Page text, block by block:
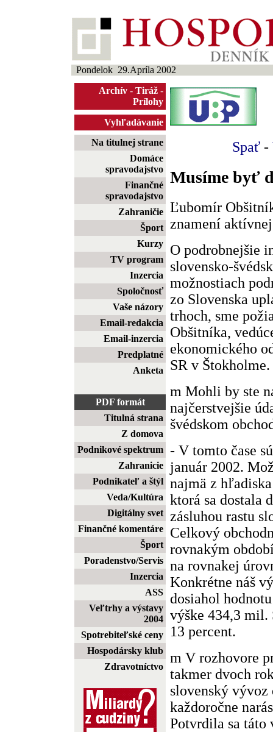
Pondelok 29.Apríla 2002
Archív - Tiráž -
Prílohy
Vyhľadávanie
Na titulnej strane
Domáce
spravodajstvo
Finančné
spravodajstvo
Zahraničie
Šport
Kurzy
TV program
Inzercia
Spoločnosť
Vaše názory
Email-redakcia
Email-inzercia
Predplatné
Anketa
PDF formát
Titulná strana
Z domova
Podnikové spektrum
Zahranicie
Podnikateľ a štýl
Veda/Kultúra
Digitálny svet
Finančné komentáre
Šport
Poradenstvo/Servis
Inzercia
ASS
Veľtrhy a výstavy
2004
Spotrebiteľské ceny
Hospodársky klub
Zdravotníctvo
Spať -
Musíme byť
Ľubomír
znamení
O podrobnejšie
slovensko-
možnostiach
zo Slovenska
trhoch, sme
Obšitníka,
ekonomického
SR v Štokholme.
m Mohli by ste
najčerstvejšie
švédskom
- V tomto čase
január 2002.
najmä z
ktorá sa dostala
zásluhou rastu
Celkový
rovnakým
na rovnakej
Konkrétne náš
dosiahol
výške 434,3 mil.
13 percent.
m V rozhovore
takmer dvoch
slovenský vývoz
každoročne
Potvrdila sa táto